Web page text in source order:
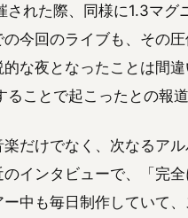
れた際、同様に1.3マグ
今回のライブも、その
な夜となったことは間違
ことで起こったとの報道
だけでなく、次なるア
インタビューで、「完
中も毎日制作していて